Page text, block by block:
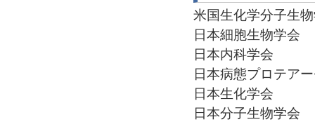
米国生化学分子生
日本細胞生物学会
日本内科学会
日本病態プロテア
日本生化学会
日本分子生物学会